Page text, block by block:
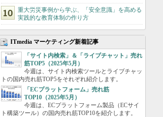
重大労災事例から学ぶ、「安全意識」を高める
実践的な教育体制の作り方
ITmedia マーケティング新着記事
「サイト内検索」＆「ライブチャット」売れ
筋TOP5（2025年5月）
今週は、サイト内検索ツールとライブチャッ
トの国内売れ筋TOP5をそれぞれ紹介します。
「ECプラットフォーム」売れ筋
TOP10（2025年5月）
今週は、ECプラットフォーム製品（ECサイ
ト構築ツール）の国内売れ筋TOP10を紹介します。